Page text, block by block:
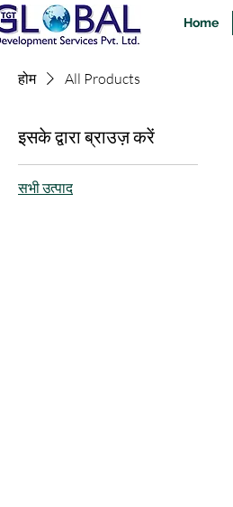
Home
होम All Products
इसके द्वारा ब्राउज़ करें
सभी उत्पाद